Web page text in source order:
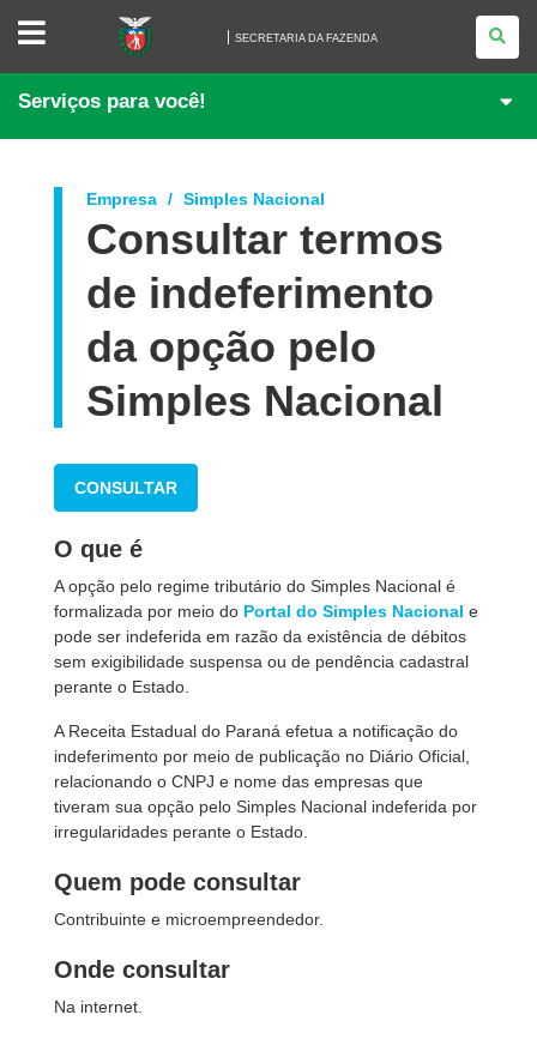
SECRETARIA
FAZENDA
SECRETARIA DA FAZENDA
Serviços para você!
Empresa Simples Nacional
Consultar termos
de indeferimento
da opção pelo
Simples Nacional
CONSULTAR
O que é
A opção pelo regime tributário do Simples Nacional é
formalizada por meio do Portal do Simples Nacional e
pode ser indeferida em razão da existência de débitos
sem exigibilidade suspensa ou de pendência cadastral
perante o Estado.
A Receita Estadual do Paraná efetua a notificação do
indeferimento por meio de publicação no Diário Oficial,
relacionando o CNPJ e nome das empresas que
tiveram sua opção pelo Simples Nacional indeferida por
irregularidades perante o Estado.
Quem pode consultar
Contribuinte e microempreendedor.
Onde consultar
Na internet.